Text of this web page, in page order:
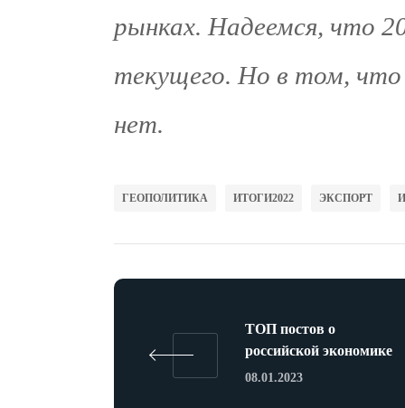
рынках. Надеемся, что
текущего. Но в том,
нет.
ГЕОПОЛИТИКА ИТОГИ2022 ЭКСПОРТ
ТОП постов о
российской экономике
08.01.2023